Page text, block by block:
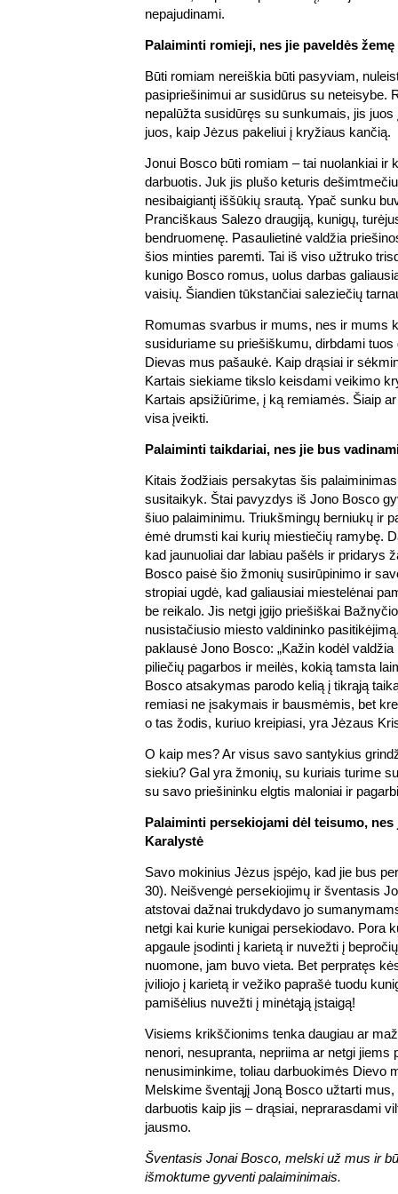
nepajudinami.
Palaiminti romieji, nes jie paveldės žemę
Būti romiam nereiškia būti pasyviam,
pasipriešinimui ar susidūrus su neteisybe.
nepalūžta susidūręs su sunkumais, jis juos
juos, kaip Jėzus pakeliui į kryžiaus kančią.
Jonui Bosco būti romiam – tai nuolankiai ir
darbuotis. Juk jis plušo keturis
nesibaigiantį iššūkių srautą. Ypač sunku
Pranciškaus Salezo draugiją, kunigų,
bendruomenę. Pasaulietinė valdžia
šios minties paremti. Tai iš viso užtruko
kunigo Bosco romus, uolus darbas
vaisių. Šiandien tūkstančiai saleziečių
Romumas svarbus ir mums, nes ir mums
susiduriame su priešiškumu, dirbdami tuos
Dievas mus pašaukė. Kaip drąsiai ir
Kartais siekiame tikslo keisdami veikimo
Kartais apsižiūrime, į ką remiamės. Šiaip
visa įveikti.
Palaiminti taikdariai, nes jie bus
Kitais žodžiais persakytas šis
susitaikyk. Štai pavyzdys iš Jono Bosco
šiuo palaiminimu. Triukšmingų berniukų ir
ėmė drumsti kai kurių miestiečių ramybę.
kad jaunuoliai dar labiau pašėls ir pridarys
Bosco paisė šio žmonių susirūpinimo ir
stropiai ugdė, kad galiausiai miestelėnai
be reikalo. Jis netgi įgijo priešiškai
nusistačiusio miesto valdininko
paklausė Jono Bosco: „Kažin kodėl
piliečių pagarbos ir meilės, kokią tamsta
Bosco atsakymas parodo kelią į tikrąją
remiasi ne įsakymais ir bausmėmis, bet
o tas žodis, kuriuo kreipiasi, yra Jėzaus
O kaip mes? Ar visus savo santykius
siekiu? Gal yra žmonių, su kuriais turime
su savo priešininku elgtis maloniai ir
Palaiminti persekiojami dėl teisumo, nes
Karalystė
Savo mokinius Jėzus įspėjo, kad jie bus
30). Neišvengė persekiojimų ir šventasis
atstovai dažnai trukdydavo jo
netgi kai kurie kunigai persekiodavo. Pora
apgaule įsodinti į karietą ir nuvežti į
nuomone, jam buvo vieta. Bet perpratęs
įviliojo į karietą ir vežiko paprašė tuodu
pamišėlius nuvežti į minėtąją įstaigą!
Visiems krikščionims tenka daugiau ar
nenori, nesupranta, nepriima ar netgi jiems
nenusiminkime, toliau darbuokimės Dievo
Melskime šventąjį Joną Bosco užtarti mus,
darbuotis kaip jis – drąsiai, neprarasdami
jausmo.
Šventasis Jonai Bosco, melski už mus ir
išmoktume gyventi palaiminimais.